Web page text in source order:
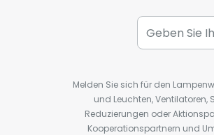
Melden Sie sich für den
und Leuchten,
Reduzierungen oder
Kooperationspartnern und